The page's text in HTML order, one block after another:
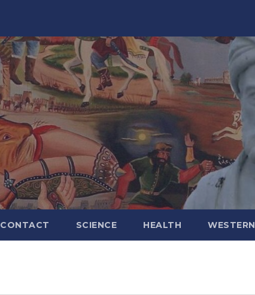
WESTERN
HEALTH
SCIENCE
CONTACT